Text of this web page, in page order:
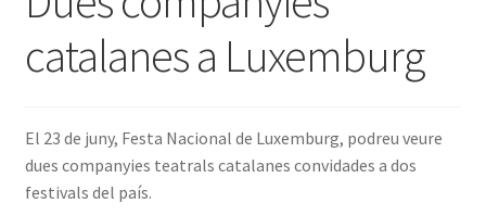
FES-TE SOCI
LLIBRE
INICIA SESSIÓ
catalanes a Luxemburg
El 23 de juny, Festa Nacional de Luxemburg, podreu veure
dues companyies teatrals catalanes convidades a dos
festivals del país.